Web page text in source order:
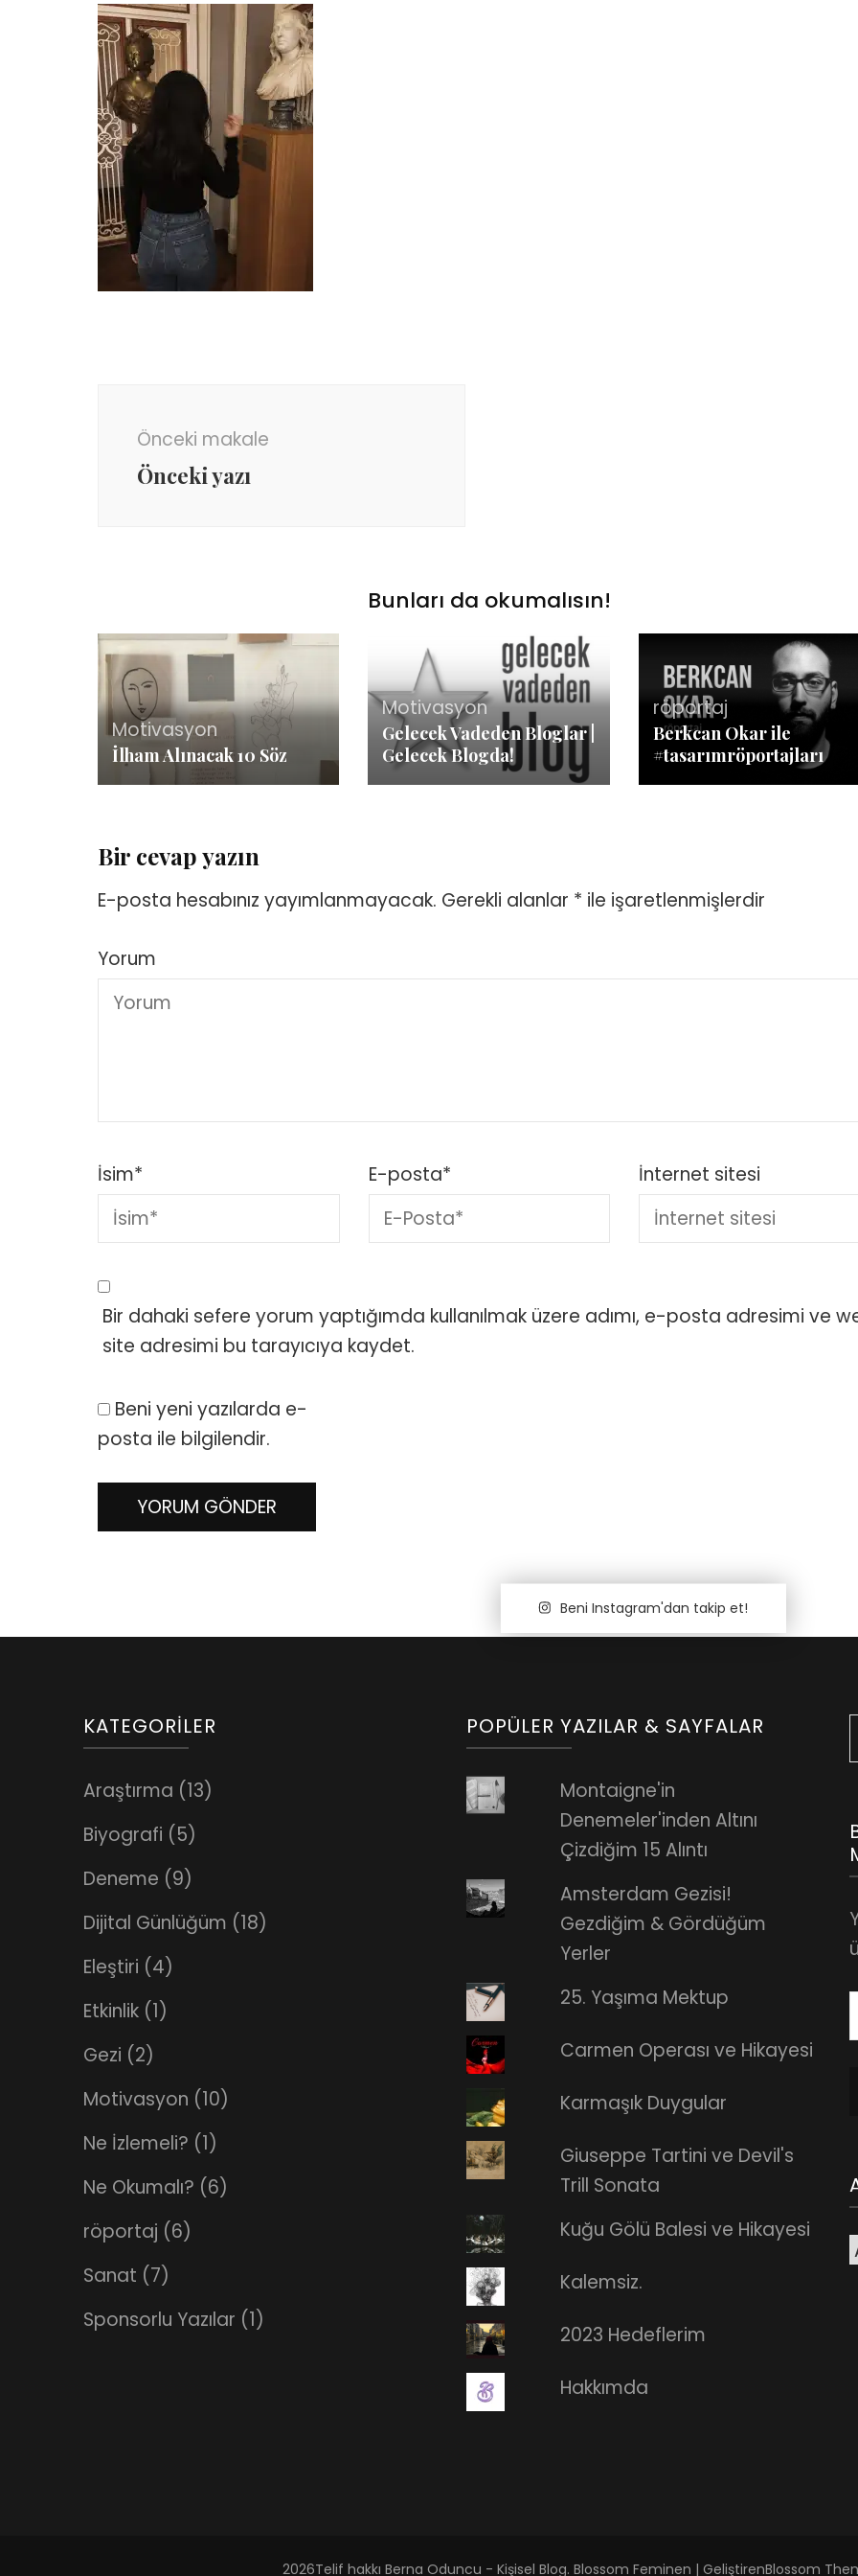
dolaşımı
Önceki makale
Önceki yazı
Bunları da okumalısın!
Motivasyon
İlham Alınacak 10 Söz
Motivasyon
Gelecek Vadeden Bloglar |
Gelecek Blogda!
röportaj
Berkcan Okar ile
#tasarımröportajları
Bir cevap yazın
E-posta hesabınız yayımlanmayacak. Gerekli alanlar * ile işaretlenmişlerdir
Yorum
İsim* E-posta* İnternet sitesi
Bir dahaki sefere yorum yaptığımda kullanılmak üzere adımı, e-posta adresimi ve
site adresimi bu tarayıcıya kaydet.
Beni yeni yazılarda e-
posta ile bilgilendir.
Beni Instagram'dan takip et!
KATEGORILER
Araştırma (13)
Biyografi (5)
Deneme (9)
Dijital Günlüğüm (18)
Eleştiri (4)
Etkinlik (1)
Gezi (2)
Motivasyon (10)
Ne İzlemeli? (1)
Ne Okumalı? (6)
röportaj (6)
Sanat (7)
Sponsorlu Yazılar (1)
POPÜLER YAZILAR & SAYFALAR
Montaigne'in
Denemeler'inden Altını
Çizdiğim 15 Alıntı
Amsterdam Gezisi!
Gezdiğim & Gördüğüm
Yerler
25. Yaşıma Mektup
Carmen Operası ve Hikayesi
Karmaşık Duygular
Giuseppe Tartini ve Devil's
Trill Sonata
Kuğu Gölü Balesi ve Hikayesi
Kalemsiz.
2023 Hedeflerim
Hakkımda
2026Telif hakkı Berna Oduncu - Kişisel Blog. Blossom Feminen | GeliştirenBlossom